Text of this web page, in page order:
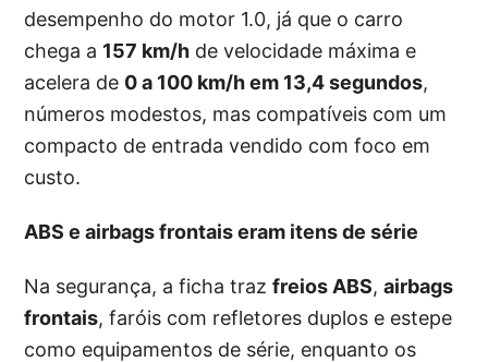
desempenho do motor 1.0, já que o carro
chega a 157 km/h de velocidade máxima e
acelera de 0 a 100 km/h em 13,4 segundos,
números modestos, mas compatíveis com um
compacto de entrada vendido com foco em
custo.
ABS e airbags frontais eram itens de série
Na segurança, a ficha trazfreios ABS,airbags
frontais, faróis com refletores duplos e estepe
como equipamentos de série, enquanto os